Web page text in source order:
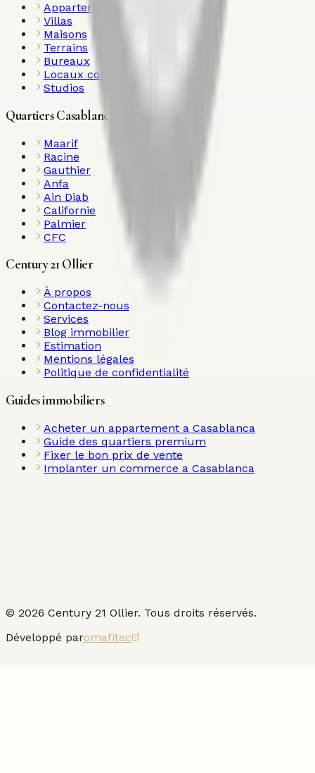
Appartements
Villas
Maisons
Terrains
Bureaux
Locaux commerciaux
Studios
Quartiers Casablanca
Maarif
Racine
Gauthier
Anfa
Ain Diab
Californie
Palmier
CFC
Century 21 Ollier
À propos
Contactez-nous
Services
Blog immobilier
Estimation
Mentions légales
Politique de confidentialité
Guides immobiliers
Acheter un appartement a Casablanca
Guide des quartiers premium
Fixer le bon prix de vente
Implanter un commerce a Casablanca
© 2026 Century 21 Ollier. Tous droits réservés.
Développé paromafitec